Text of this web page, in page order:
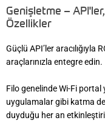
Genişletme –
Özellikler
Güçlü API’ler aracılığıyla
araçlarınızla entegre edin.
Filo genelinde Wi-Fi
uygulamalar gibi katma
duyduğu her an